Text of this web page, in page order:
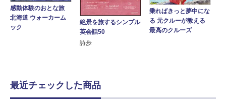
感動体験のおとな旅
北海道 ウォーカーム
ック
絶景を旅するシンプル
英会話50
詩歩
乗ればきっと夢中にな
る 元クルーが教える
最高のクルーズ
最近チェックした商品